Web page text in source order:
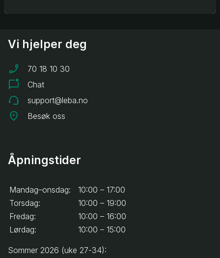
Vi hjelper deg
70 18 10 30
Chat
support@leba.no
Besøk oss
Åpningstider
Mandag–onsdag:
10:00 – 17:00
Torsdag:
10:00 – 19:00
Fredag:
10:00 – 16:00
Lørdag:
10:00 – 15:00
Sommer 2026 (uke 27-34):